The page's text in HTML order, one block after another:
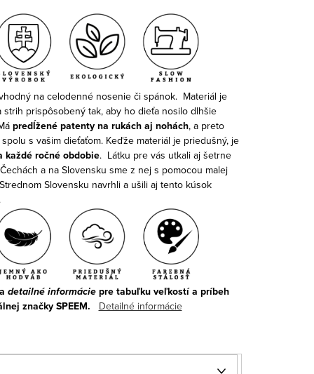
na celodenné nosenie či spánok. Materiál je
strih prispôsobený tak, aby ho dieťa nosilo dlhšie
predĺžené patenty na rukách aj nohách, a preto
s vašim dieťaťom. Keďže materiál je priedušný, je
každé ročné obdobie. Látku pre vás utkali aj šetrne
a na Slovensku sme z nej s pomocou malej
Slovensku navrhli a ušili aj tento kúsok
detailné informáciepre tabuľku veľkostí a príbeh
značky SPEEM.
Detailné informácie